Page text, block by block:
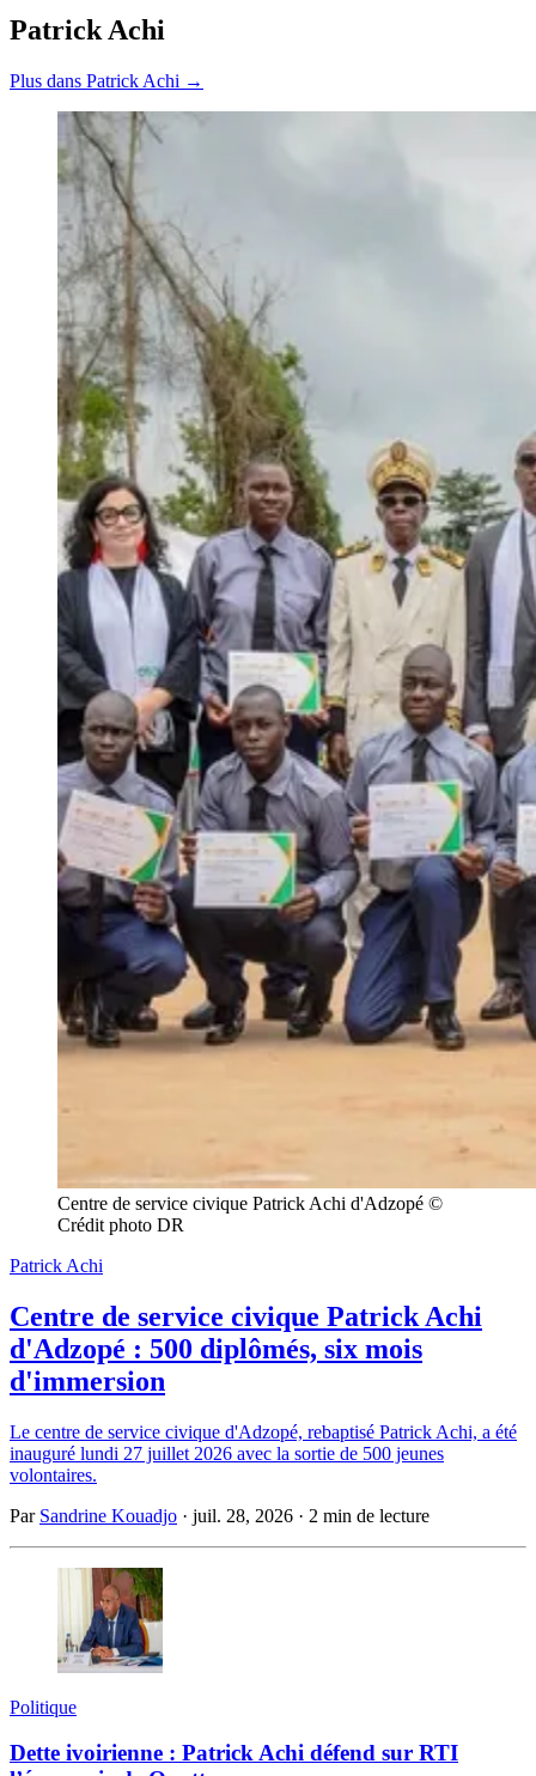
Patrick Achi
Plus dans Patrick Achi →
Centre de service civique Patrick Achi d'Adzopé ©
Crédit photo DR
Patrick Achi
Centre de service civique Patrick Achi
d'Adzopé : 500 diplômés, six mois
d'immersion
Le centre de service civique d'Adzopé, rebaptisé Patrick Achi, a été
inauguré lundi 27 juillet 2026 avec la sortie de 500 jeunes
volontaires.
Par Sandrine Kouadjo · juil. 28, 2026 · 2 min de lecture
Politique
Dette ivoirienne : Patrick Achi défend sur RTI